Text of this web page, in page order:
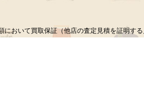
おいて買取保証（他店の査定見積を証明する